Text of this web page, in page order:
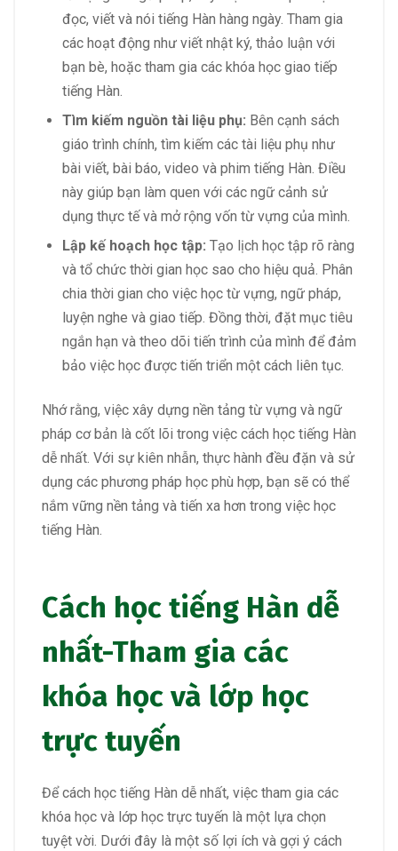
đọc, viết và nói tiếng Hàn hàng ngày. Tham gia
các hoạt động như viết nhật ký, thảo luận với
bạn bè, hoặc tham gia các khóa học giao tiếp
tiếng Hàn.
Tìm kiếm nguồn tài liệu phụ: Bên cạnh sách
giáo trình chính, tìm kiếm các tài liệu phụ như
bài viết, bài báo, video và phim tiếng Hàn. Điều
này giúp bạn làm quen với các ngữ cảnh sử
dụng thực tế và mở rộng vốn từ vựng của mình.
Lập kế hoạch học tập: Tạo lịch học tập rõ ràng
và tổ chức thời gian học sao cho hiệu quả. Phân
chia thời gian cho việc học từ vựng, ngữ pháp,
luyện nghe và giao tiếp. Đồng thời, đặt mục tiêu
ngắn hạn và theo dõi tiến trình của mình để đảm
bảo việc học được tiến triển một cách liên tục.
Nhớ rằng, việc xây dựng nền tảng từ vựng và ngữ
pháp cơ bản là cốt lõi trong việc cách học tiếng Hàn
dễ nhất. Với sự kiên nhẫn, thực hành đều đặn và sử
dụng các phương pháp học phù hợp, bạn sẽ có thể
nắm vững nền tảng và tiến xa hơn trong việc học
tiếng Hàn.
Cách học tiếng Hàn dễ
nhất-Tham gia các
khóa học và lớp học
trực tuyến
Để cách học tiếng Hàn dễ nhất, việc tham gia các
khóa học và lớp học trực tuyến là một lựa chọn
tuyệt vời. Dưới đây là một số lợi ích và gợi ý cách